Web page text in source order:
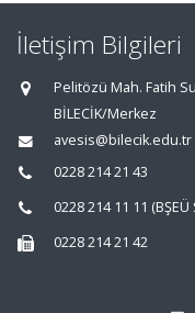
İletişim Bilgileri
Pelitözü Mah. Fatih
BİLECİK/Merkez
avesis@bilecik.edu.tr
0228 214 21 43
0228 214 11 11
0228 214 21 42